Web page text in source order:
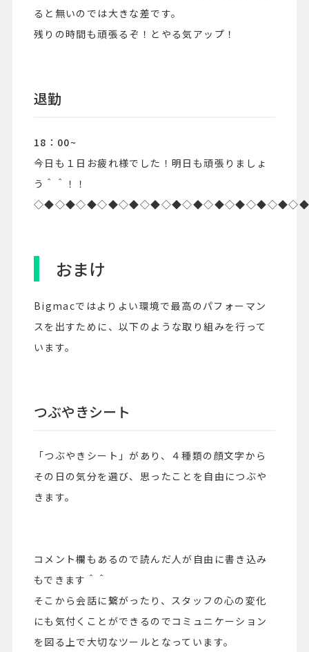
ると無いのでは大きな差です。
残りの時間も頑張るぞ！とやる気アップ！
退勤
18：00~
今日も１日お疲れ様でした！明日も頑張りましょ
う＾＾！！
おまけ
Bigmacではよりよい環境で最高のパフォーマン
スを出すために、以下のような取り組みを行って
います。
つぶやきシート
「つぶやきシート」があり、４種類の顔文字から
その日の気分を選び、思ったことを自由につぶや
きます。
コメント欄もあるので読んだ人が自由に書き込み
もできます＾＾
そこから会話に繋がったり、スタッフの心の変化
にも気付くことができるのでコミュニケーション
を図る上で大切なツールとなっています。